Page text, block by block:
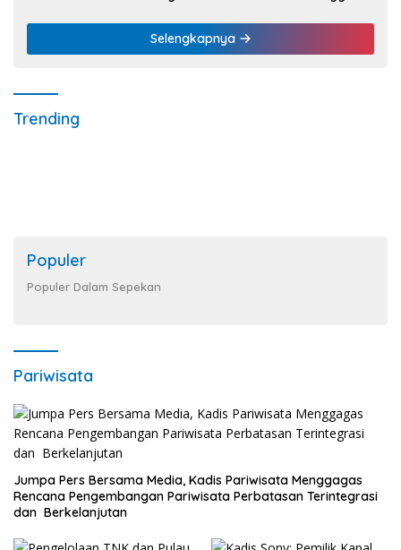
Selengkapnya
Trending
Populer
Populer Dalam Sepekan
Pariwisata
Jumpa Pers Bersama Media, Kadis Pariwisata Menggagas
Rencana Pengembangan Pariwisata Perbatasan Terintegrasi
dan Berkelanjutan